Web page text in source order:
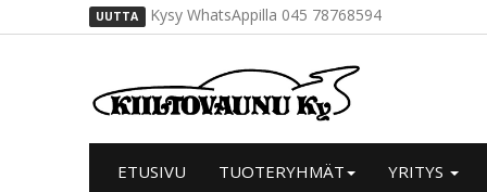
UUTTA Kysy WhatsAppilla 045 78768594
ETUSIVU TUOTERYHMÄT YRITYS